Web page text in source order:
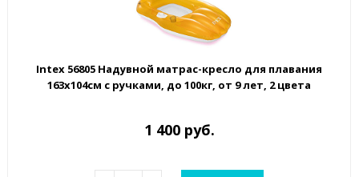
Intex 56805 Надувной матрас-кресло для плавания
163х104см с ручками, до 100кг, от 9 лет, 2 цвета
1 400 руб.